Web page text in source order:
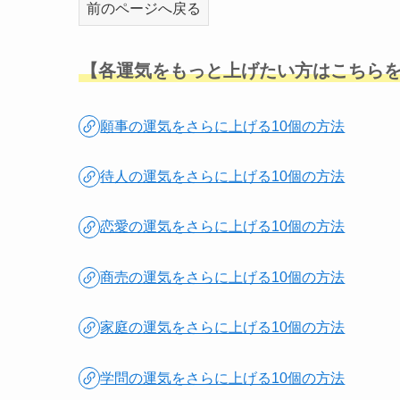
前のページへ戻る
【各運気をもっと上げたい方はこちら
願事の運気をさらに上げる10個の方法
待人の運気をさらに上げる10個の方法
恋愛の運気をさらに上げる10個の方法
商売の運気をさらに上げる10個の方法
家庭の運気をさらに上げる10個の方法
学問の運気をさらに上げる10個の方法